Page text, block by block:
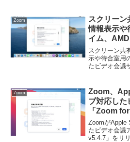
Zoom
スクリーン
情報表示や
イム、
ャル背景が
したビデオ
for Mac/
スクリーン共
示や待合室用
たビデオ会議
Zoom
Zoom、
ブ対応した
「Zoom
ース。
ZoomがApple
たビデオ会議
v5.4.7」をリ